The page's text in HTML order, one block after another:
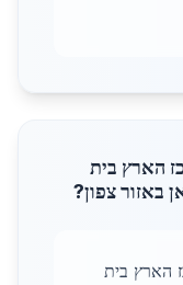
הארץ בית
באזור צפון?
הארץ בית